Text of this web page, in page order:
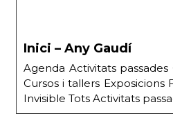
Inici – Any Gaudí
Agenda Activitats
Cursos i tallers Exposicions
Invisible Tots Activitats